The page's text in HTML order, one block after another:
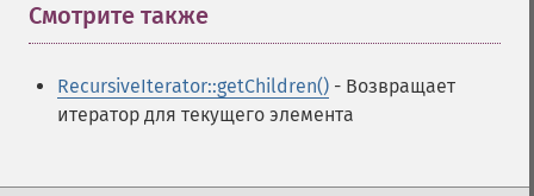
Смотрите также
RecursiveIterator::getChildren() - Возвращает
итератор для текущего элемента